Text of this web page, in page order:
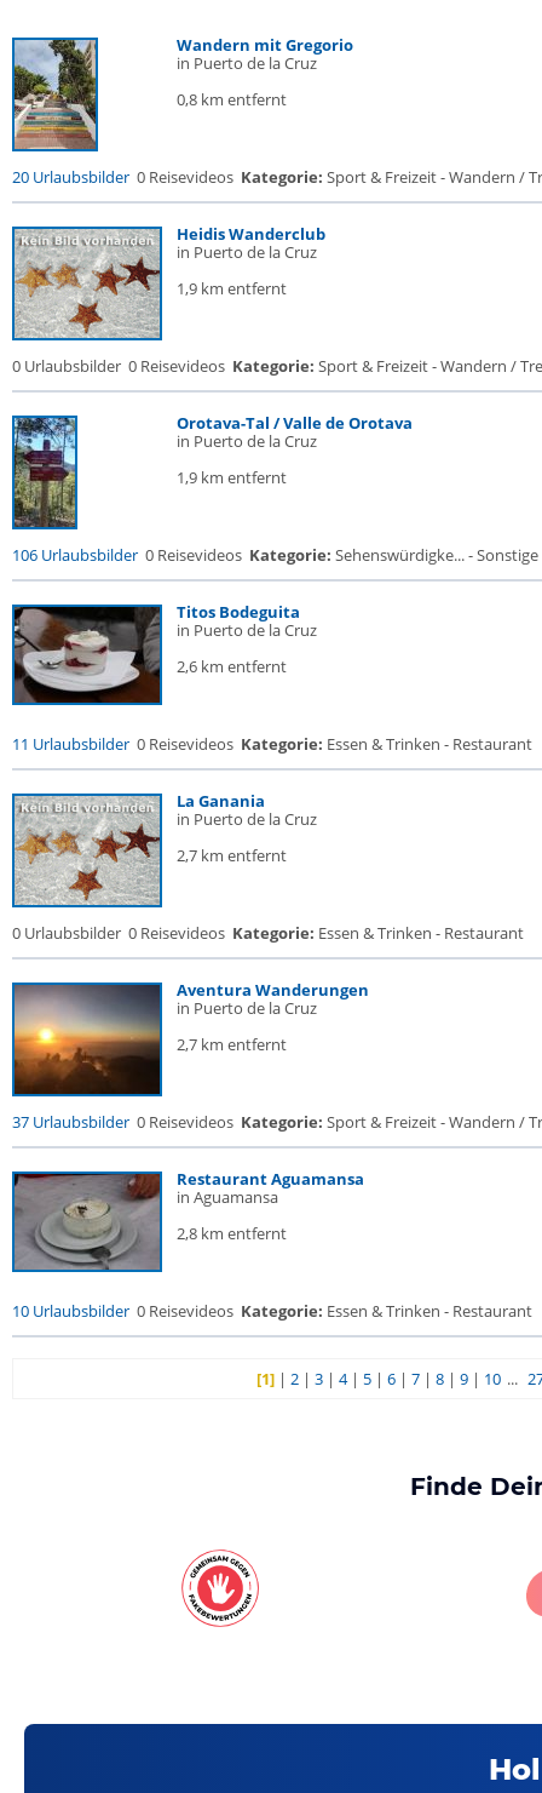
Wandern mit Gregorio
in Puerto de la Cruz
0,8 km entfernt
20 Urlaubsbilder 0 Reisevideos Kategorie: Sport & Freizeit - Wandern /
Heidis Wanderclub
in Puerto de la Cruz
1,9 km entfernt
0 Urlaubsbilder 0 Reisevideos Kategorie: Sport & Freizeit - Wandern /
Orotava-Tal / Valle de Orotava
in Puerto de la Cruz
1,9 km entfernt
106 Urlaubsbilder 0 Reisevideos Kategorie: Sehenswürdigke... - Sonstige
Titos Bodeguita
in Puerto de la Cruz
2,6 km entfernt
11 Urlaubsbilder 0 Reisevideos Kategorie: Essen & Trinken - Restaurant
La Ganania
in Puerto de la Cruz
2,7 km entfernt
0 Urlaubsbilder 0 Reisevideos Kategorie: Essen & Trinken - Restaurant
Aventura Wanderungen
in Puerto de la Cruz
2,7 km entfernt
37 Urlaubsbilder 0 Reisevideos Kategorie: Sport & Freizeit - Wandern /
Restaurant Aguamansa
in Aguamansa
2,8 km entfernt
10 Urlaubsbilder 0 Reisevideos Kategorie: Essen & Trinken - Restaurant
[1]| 2| 3| 4| 5| 6| 7| 8| 9| 10 ...
Finde